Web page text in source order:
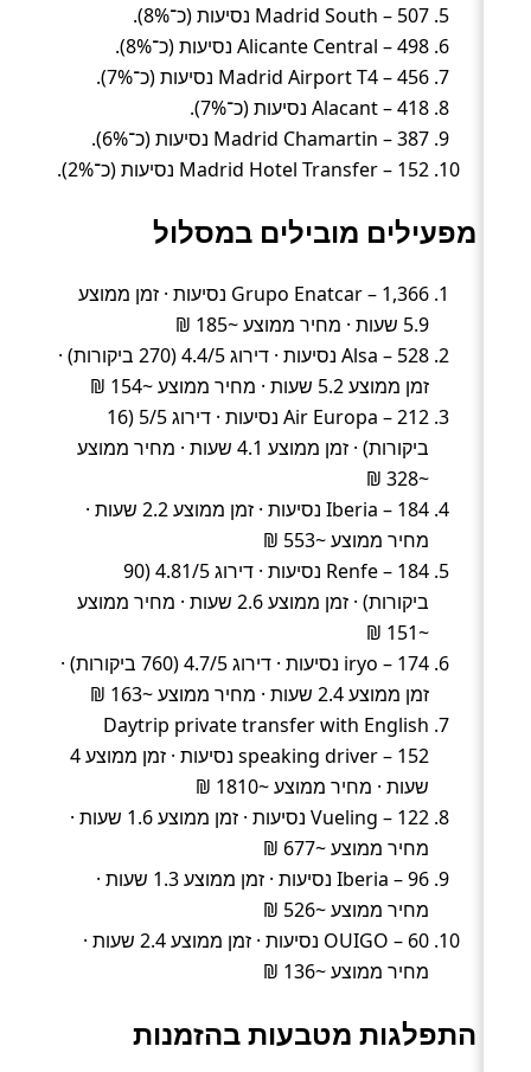
Madrid South – 507 נסיעות (כ־8%).
Alicante Central – 498 נסיעות (כ־8%).
Madrid Airport T4 – 456 נסיעות (כ־7%).
Alacant – 418 נסיעות (כ־7%).
Madrid Chamartin – 387 נסיעות (כ־6%).
Madrid Hotel Transfer – 152 נסיעות (כ־2%).
מפעילים מובילים במסלול
Grupo Enatcar – 1,366 נסיעות · זמן ממוצע
5.9 שעות · מחיר ממוצע ~185 ₪
Alsa – 528 נסיעות · דירוג 4.4/5 (270 ביקורות) ·
זמן ממוצע 5.2 שעות · מחיר ממוצע ~154 ₪
Air Europa – 212 נסיעות · דירוג 5/5 (16
ביקורות) · זמן ממוצע 4.1 שעות · מחיר ממוצע
~328 ₪
Iberia – 184 נסיעות · זמן ממוצע 2.2 שעות ·
מחיר ממוצע ~553 ₪
Renfe – 184 נסיעות · דירוג 4.81/5 (90
ביקורות) · זמן ממוצע 2.6 שעות · מחיר ממוצע
~151 ₪
iryo – 174 נסיעות · דירוג 4.7/5 (760 ביקורות) ·
זמן ממוצע 2.4 שעות · מחיר ממוצע ~163 ₪
Daytrip private transfer with English
speaking driver – 152 נסיעות · זמן ממוצע 4
שעות · מחיר ממוצע ~1810 ₪
Vueling – 122 נסיעות · זמן ממוצע 1.6 שעות ·
מחיר ממוצע ~677 ₪
Iberia – 96 נסיעות · זמן ממוצע 1.3 שעות ·
מחיר ממוצע ~526 ₪
OUIGO – 60 נסיעות · זמן ממוצע 2.4 שעות ·
מחיר ממוצע ~136 ₪
התפלגות מטבעות בהזמנות